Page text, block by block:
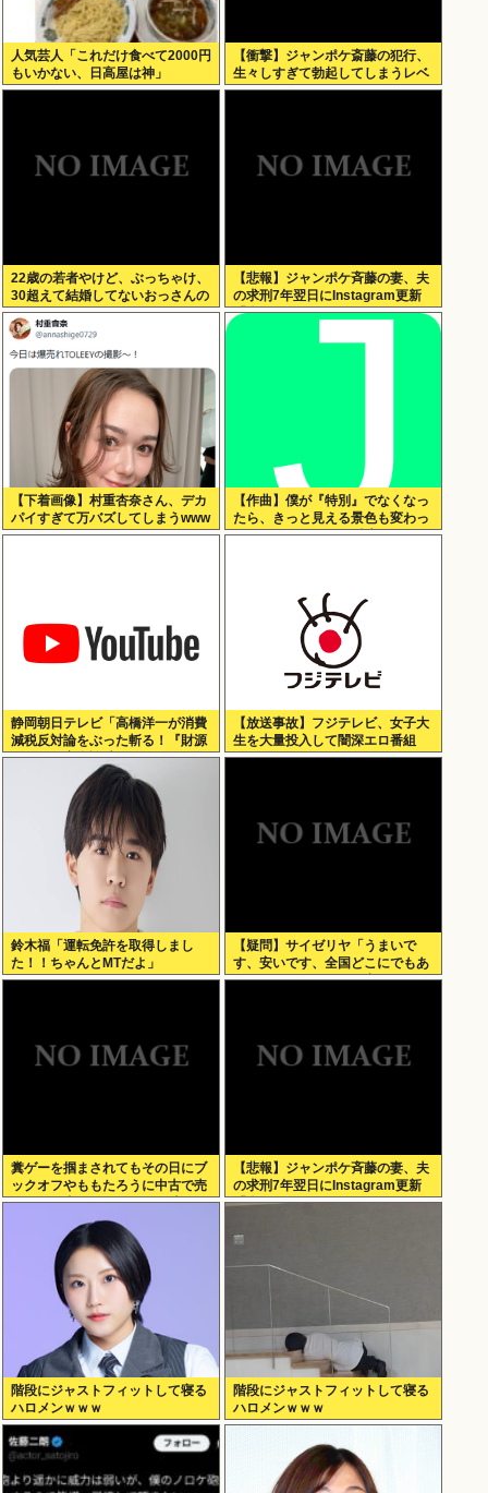
人気芸人「これだけ食べて2000円
もいかない、日高屋は神」
【衝撃】ジャンポケ斎藤の犯行、
生々しすぎて勃起してしまうレベ
ルwww
22歳の若者やけど、ぶっちゃけ、
30超えて結婚してないおっさんの
こと見下してる
【悲報】ジャンポケ斉藤の妻、夫
の求刑7年翌日にInstagram更新
「楽しすぎた」
【下着画像】村重杏奈さん、デカ
パイすぎて万バズしてしまうwww
【作曲】僕が『特別』でなくなっ
たら、きっと見える景色も変わっ
てしまう。⋯だから曖昧でいい。
静岡朝日テレビ「高橋洋一が消費
減税反対論をぶった斬る！『財源
ない』を完全論破」
【放送事故】フジテレビ、女子大
生を大量投入して闇深エロ番組
www
鈴木福「運転免許を取得しまし
た！！ちゃんとMTだよ」
【疑問】サイゼリヤ「うまいで
す、安いです、全国どこにでもあ
ります」←こいつの弱点
糞ゲーを掴まされてもその日にブ
ックオフやももたろうに中古で売
りつける事ができなくなる時代に
【悲報】ジャンポケ斉藤の妻、夫
の求刑7年翌日にInstagram更新
「楽しすぎた」
階段にジャストフィットして寝る
ハロメンｗｗｗ
階段にジャストフィットして寝る
ハロメンｗｗｗ